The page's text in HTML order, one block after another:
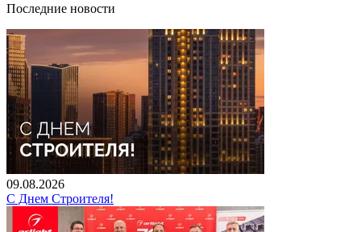
Последние новости
09.08.2026
С Днем Строителя!